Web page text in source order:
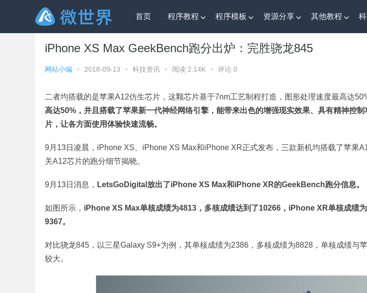
首页 程序教程 程序模板 资源分享 其他教程
微世界» 科技资讯» iPhone XS Max GeekBench跑分出炉：完胜骁龙845
iPhone XS Max GeekBench跑分出炉：完胜骁龙845
网站小编 • 2018-09-13 • 科技资讯 • 阅读 2.14K • 评论 0
二者均搭载的是苹果A12仿生芯片，这颗芯片基于7nm工艺制程打造，图形处理速度最高达
高达50%，并且搭载了苹果新一代神经网络引擎，能带来出色的增强现实效果、具有精神控制
片，让各方面使用体验快速流畅。
9月13日凌晨，iPhone XS、iPhone XS Max和iPhone XR正式发布，三款新机均搭载了苹果
关A12芯片的跑分细节揭晓。
9月13日消息， LetsGoDigital放出了iPhone XS Max和iPhone XR的GeekBench跑分信息。
如图所示， iPhone XS Max单核成绩为4813，多核成绩达到了10266，iPhone XR单核成绩
9367。
对比骁龙845，以三星Galaxy S9+为例，其单核成绩为2386，多核成绩为8828，单核成绩与
较大。